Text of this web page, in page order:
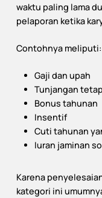
waktu paling lama
pelaporan ketika
Contohnya meliputi:
Gaji dan upah
Tunjangan tetap
Bonus tahunan
Insentif
Cuti tahunan
Iuran jaminan
Karena
kategori ini